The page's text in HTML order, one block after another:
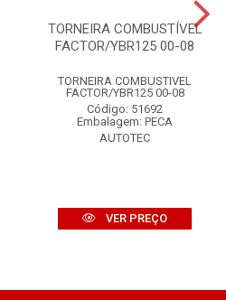
TORNEIRA COMBUSTÍVEL
FACTOR/YBR125 00-08
TORNEIRA COMBUSTIVEL
FACTOR/YBR125 00-08
Código: 51692
Embalagem: PECA
AUTOTEC
VER PREÇO